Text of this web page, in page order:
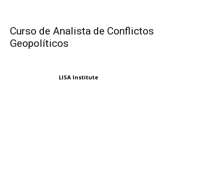
Curso de Analista de Conflictos
Geopolíticos
LISA Institute